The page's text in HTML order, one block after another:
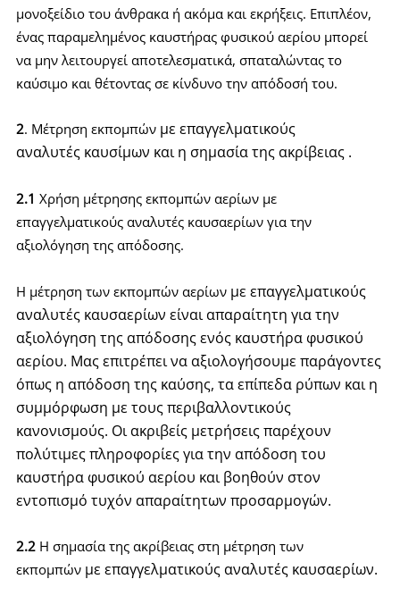
μονοξείδιο του άνθρακα ή ακόμα και εκρήξεις. Επιπλέον,
ένας παραμελημένος καυστήρας φυσικού αερίου μπορεί
να μην λειτουργεί αποτελεσματικά, σπαταλώντας το
καύσιμο και θέτοντας σε κίνδυνο την απόδοσή του.
2. Μέτρηση εκπομπών με επαγγελματικούς
αναλυτέςκαυσίμων και η σημασία της ακρίβειας.
2.1 Χρήση μέτρησης εκπομπών αερίων με
επαγγελματικούς αναλυτές καυσαερίων για την
αξιολόγηση της απόδοσης.
Η μέτρηση των εκπομπών αερίων με επαγγελματικούς
αναλυτές καυσαερίων είναι απαραίτητη για την
αξιολόγηση της απόδοσης ενός καυστήρα φυσικού
αερίου. Μαςεπιτρέπει να αξιολογήσουμε παράγοντες
όπως η απόδοση της καύσης, τα επίπεδα ρύπων και η
συμμόρφωση με τους περιβαλλοντικούς
κανονισμούς. Οι ακριβείς μετρήσεις παρέχουν
πολύτιμες πληροφορίες για την απόδοση του
καυστήρα φυσικού αερίου και βοηθούν στον
εντοπισμό τυχόν απαραίτητων προσαρμογών.
2.2Η σημασία της ακρίβειας στη μέτρηση των
εκπομπών με επαγγελματικούς αναλυτές καυσαερίων.